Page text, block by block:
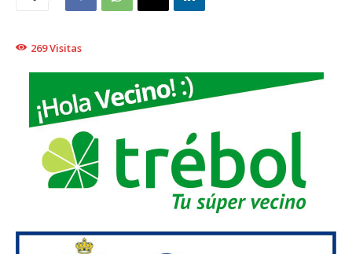
269Visitas